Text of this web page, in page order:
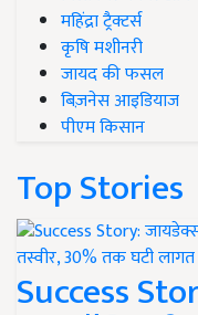
महिंद्रा ट्रैक्टर्स
कृषि मशीनरी
जायद की फसल
बिज़नेस आइडियाज
पीएम किसान
Top Stories
Success